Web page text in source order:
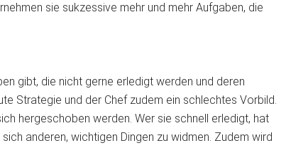
sie sukzessive mehr und mehr Aufgaben, die
gibt, die nicht gerne erledigt werden und deren
Strategie und der Chef zudem ein schlechtes Vorbild.
hergeschoben werden. Wer sie schnell erledigt, hat
anderen, wichtigen Dingen zu widmen. Zudem wird